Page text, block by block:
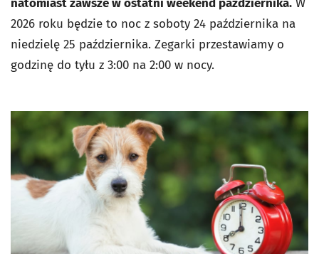
2026 roku będzie to noc z soboty 24 października na
niedzielę 25 października. Zegarki przestawiamy o
godzinę do tyłu z 3:00 na 2:00 w nocy.